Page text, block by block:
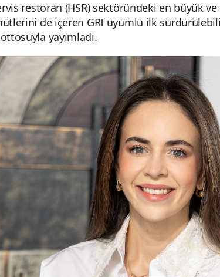
restoran (HSR) sektöründeki en büyük
de içeren GRI uyumlu ilk
yayımladı.